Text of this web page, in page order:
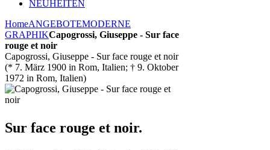
NEUHEITEN
HomeANGEBOTEMODERNE
GRAPHIKCapogrossi, Giuseppe - Sur face
rouge et noir
Capogrossi, Giuseppe - Sur face rouge et noir
(* 7. März 1900 in Rom, Italien; † 9. Oktober
1972 in Rom, Italien)
Sur face rouge et noir.